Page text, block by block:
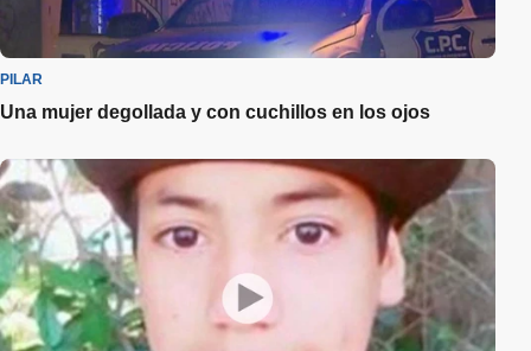
PILAR
Una mujer degollada y con cuchillos en los ojos